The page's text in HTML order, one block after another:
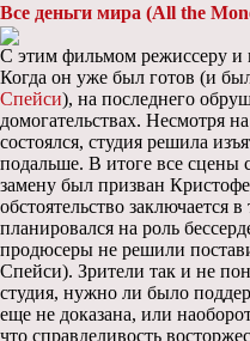
Все деньги мира (All the
С этим фильмом режиссеру и
Когда он уже был готов (и
Спейси), на последнего
домогательствах. Несмотря
состоялся, студия решила
подальше. В итоге все сцены
замену был призван
обстоятельство заключается
планировался на роль
продюсеры не решили
Спейси). Зрители так и не
студия, нужно ли было
еще не доказана, или
что справделивость